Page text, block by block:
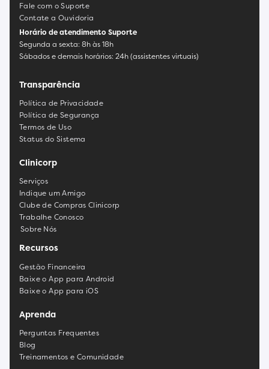
Fale com o Suporte
Contate a Ouvidoria
Horário de atendimento Suporte
Segunda a sexta: 8h às 18h
Sábados e demais horários: 24h (assistentes virtuais)
Transparência
Política de Privacidade
Política de Segurança
Termos de Uso
Status do Sistema
Clinicorp
Serviços
Indique um Amigo
Clube de Compras Clinicorp
Trabalhe Conosco
Sobre Nós
Recursos
Gestão Financeira
Baixe o App para Android
Baixe o App para iOS
Aprenda
Perguntas Frequentes
Blog
Treinamentos e Comunidade